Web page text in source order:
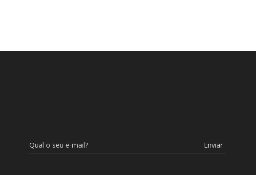
Enviar